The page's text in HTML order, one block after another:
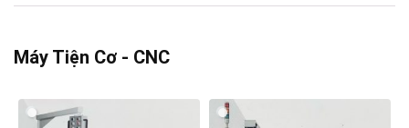
Máy Tiện Cơ - CNC